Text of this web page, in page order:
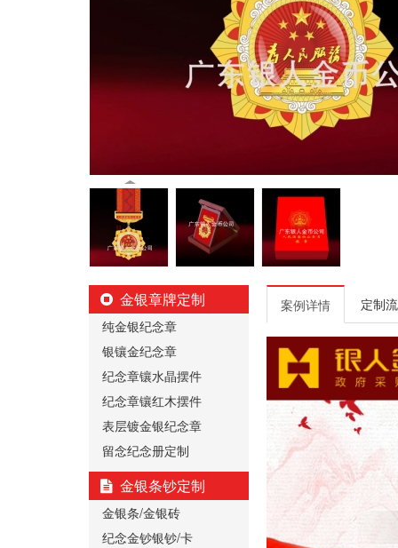
金银章牌定制
纯金银纪念章
银镶金纪念章
纪念章镶水晶摆件
纪念章镶红木摆件
表层镀金银纪念章
留念纪念册定制
金银条钞定制
金银条/金银砖
纪念金钞银钞/卡
案例详情 定制